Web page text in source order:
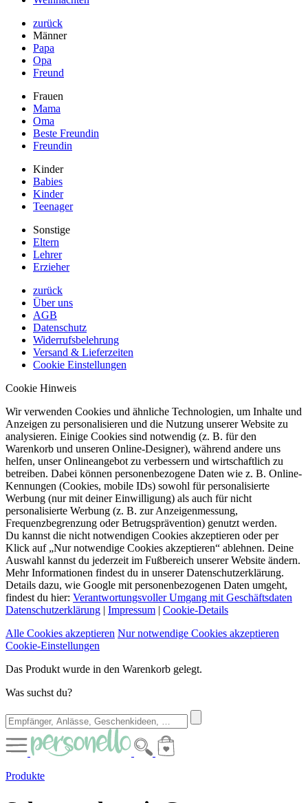
zurück
Männer
Papa
Opa
Freund
Frauen
Mama
Oma
Beste Freundin
Freundin
Kinder
Babies
Kinder
Teenager
Sonstige
Eltern
Lehrer
Erzieher
zurück
Über uns
AGB
Datenschutz
Widerrufsbelehrung
Versand & Lieferzeiten
Cookie Einstellungen
Cookie Hinweis
Wir verwenden Cookies und ähnliche Technologien, um Inhalte und
Anzeigen zu personalisieren und die Nutzung unserer Website zu
analysieren. Einige Cookies sind notwendig (z. B. für den
Warenkorb und unseren Online-Designer), während andere uns
helfen, unser Onlineangebot zu verbessern und wirtschaftlich zu
betreiben. Dabei können personenbezogene Daten wie z. B. Online-
Kennungen (Cookies, mobile IDs) sowohl für personalisierte
Werbung (nur mit deiner Einwilligung) als auch für nicht
personalisierte Werbung (z. B. zur Anzeigenmessung,
Frequenzbegrenzung oder Betrugsprävention) genutzt werden.
Du kannst die nicht notwendigen Cookies akzeptieren oder per
Klick auf „Nur notwendige Cookies akzeptieren“ ablehnen. Deine
Auswahl kannst du jederzeit im Fußbereich unserer Website ändern.
Mehr Informationen findest du in unserer Datenschutzerklärung.
Details dazu, wie Google mit personenbezogenen Daten umgeht,
findest du hier: Verantwortungsvoller Umgang mit Geschäftsdaten
Datenschutzerklärung | Impressum | Cookie-Details
Alle Cookies akzeptieren Nur notwendige Cookies akzeptieren
Cookie-Einstellungen
Das Produkt wurde in den Warenkorb gelegt.
Was suchst du?
Produkte